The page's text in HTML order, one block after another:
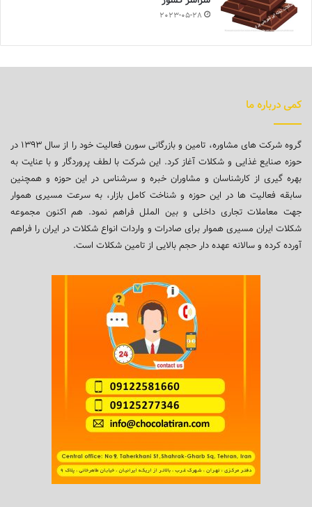
2023-05-28
کمی درباره ما
گروه شرکت های مشاوره، تامین و بازرگانی سورن فعالیت خود را از سال ۱۳۹۳ در
حوزه صنایع غذایی و شکلات آغاز کرد. این شرکت با لطف پروردگار و با عنایت به
بهره گیری از کارشناسان و مشاوران خبره و سرشناس در این حوزه و همچنین
سابقه فعالیت ها در این حوزه و شناخت کامل بازار، به سرعت مسیری هموار
جهت معاملات تجاری داخلی و بین الملل فراهم نمود. هم اکنون مجموعه
شکلات ایران مسیری هموار برای صادرات و واردات انواع شکلات در ایران را فراهم
آورده کرده و سالانه عهده دار حجم بالایی از تامین شکلات است.